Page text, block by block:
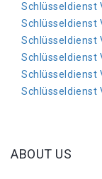
Schlüsseldienst
Schlüsseldienst
Schlüsseldienst
Schlüsseldienst
Schlüsseldienst
Schlüsseldienst
ABOUT US